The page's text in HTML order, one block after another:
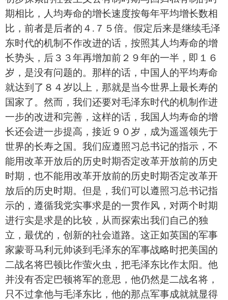
期相比，人均寿命的增长速度按每年平均增长数相
比，前者是后者的４.７５倍。假定后来是继续毛泽
东时代的机制不作改进的话，按照其人均寿命的增
长势头，后３３年再增加前２９年的一半，即１６
岁，是没有问题的。那样的话，中国人的平均寿命
就达到了８４岁以上，那就是当今世界上最长寿的
国家了。然而，我们还要对毛泽东时代的机制作进
一步的改进和完善，这样的话，我国人均寿命的增
长还会进一步提高，接近９０岁，成为遥遥领先于
世界的长寿之国。我们应遵照习总书记的指示，不
能用改革开放后的历史时期否定改革开放前的历史
时期，也不能用改革开放前的历史时期否定改革开
放后的历史时期。但是，我们可以遵照习总书记指
示的，遵循我党实事求是的一贯作风，对两个时期
进行实是求是的比较，从而探索出我们自己的独
立，最优的，创新的社会道路。这正如英国的军事
家蒙哥马利元帅谈到毛泽东的军事战略时把美国的
二战名将巴顿比作萤火虫，把毛泽东比作太阳。他
并没有否定巴顿将军的意思，他仍然是二战名将，
只不过拿他与毛泽东比，他的那点军事成就就显得